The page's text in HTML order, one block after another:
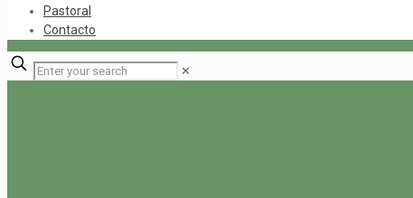
Pastoral
Contacto
✕